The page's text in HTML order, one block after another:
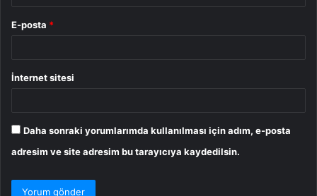
E-posta *
İnternet sitesi
Daha sonraki yorumlarımda kullanılması için adım, e-posta
adresim ve site adresim bu tarayıcıya kaydedilsin.